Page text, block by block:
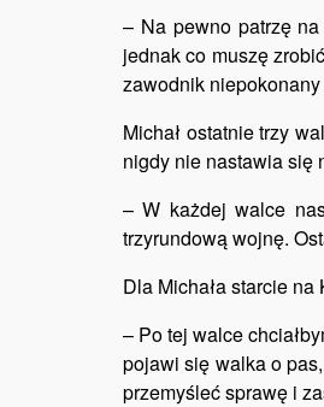
– Na pewno patrzę
jednak co muszę
zawodnik
Michał ostatnie trzy
nigdy nie nastawia się
– W każdej walce
trzyrundową wojnę.
Dla Michała starcie
– Po tej walce
pojawi się walka o
przemyśleć sprawę i